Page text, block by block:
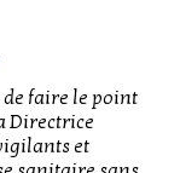
de faire le point
Directrice
et